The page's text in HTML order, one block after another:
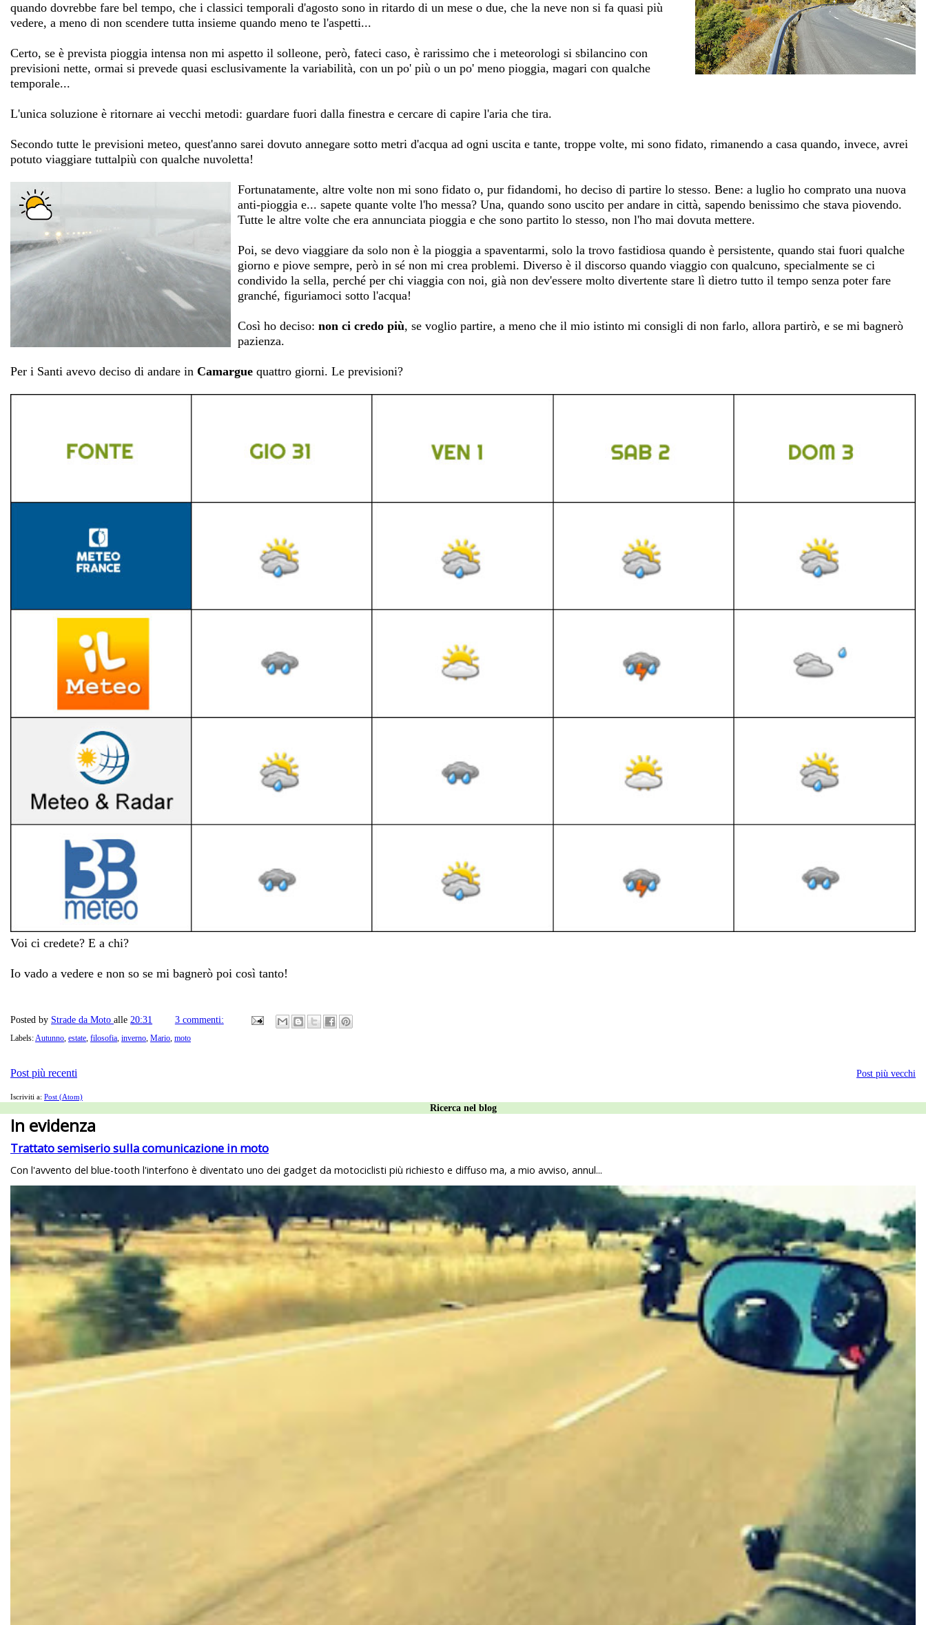
quando dovrebbe fare bel tempo, che i classici temporali d'agosto sono in ritardo di un mese o due, che la neve non si fa quasi più
vedere, a meno di non scendere tutta insieme quando meno te l'aspetti...
Certo, se è prevista pioggia intensa non mi aspetto il solleone, però, fateci caso, è rarissimo che i meteorologi si sbilancino con
previsioni nette, ormai si prevede quasi esclusivamente la variabilità, con un po' più o un po' meno pioggia, magari con qualche
temporale...
L'unica soluzione è ritornare ai vecchi metodi: guardare fuori dalla finestra e cercare di capire l'aria che tira.
Secondo tutte le previsioni meteo, quest'anno sarei dovuto annegare sotto metri d'acqua ad ogni uscita e tante, troppe volte, mi sono fidato, rimanendo a casa quando, invece, avrei
potuto viaggiare tuttalpiù con qualche nuvoletta!
Fortunatamente, altre volte non mi sono fidato o, pur fidandomi, ho deciso di partire lo stesso. Bene: a luglio ho comprato una nuova
anti-pioggia e... sapete quante volte l'ho messa? Una, quando sono uscito per andare in città, sapendo benissimo che stava piovendo.
Tutte le altre volte che era annunciata pioggia e che sono partito lo stesso, non l'ho mai dovuta mettere.
Poi, se devo viaggiare da solo non è la pioggia a spaventarmi, solo la trovo fastidiosa quando è persistente, quando stai fuori qualche
giorno e piove sempre, però in sé non mi crea problemi. Diverso è il discorso quando viaggio con qualcuno, specialmente se ci
condivido la sella, perché per chi viaggia con noi, già non dev'essere molto divertente stare lì dietro tutto il tempo senza poter fare
granché, figuriamoci sotto l'acqua!
Così ho deciso: non ci credo più, se voglio partire, a meno che il mio istinto mi consigli di non farlo, allora partirò, e se mi bagnerò
pazienza.
Per i Santi avevo deciso di andare in Camargue quattro giorni. Le previsioni?
Voi ci credete? E a chi?
Io vado a vedere e non so se mi bagnerò poi così tanto!
Posted by Strade da Moto alle 20:31 3 commenti:
Labels: Autunno estate filosofia inverno Mario moto
Post più recenti Post più vecchi
Iscriviti a: Post (Atom)
Ricerca nel blog
In evidenza
Trattato semiserio sulla comunicazione in moto
Con l'avvento del blue-tooth l'interfono è diventato uno dei gadget da motociclisti più richiesto e diffuso ma, a mio avviso, annul...